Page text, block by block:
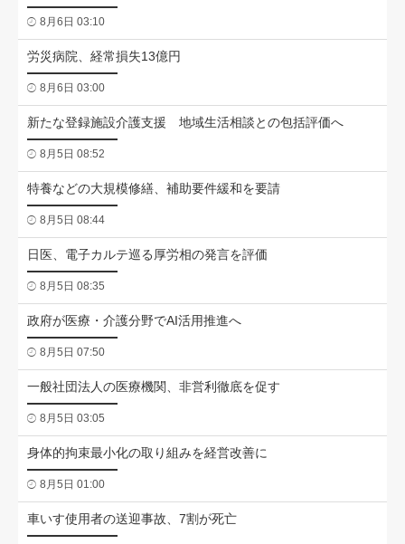
8月6日 03:10
労災病院、経常損失13億円
8月6日 03:00
新たな登録施設介護支援 地域生活相談との包括評価へ
8月5日 08:52
特養などの大規模修繕、補助要件緩和を要請
8月5日 08:44
日医、電子カルテ巡る厚労相の発言を評価
8月5日 08:35
政府が医療・介護分野でAI活用推進へ
8月5日 07:50
一般社団法人の医療機関、非営利徹底を促す
8月5日 03:05
身体的拘束最小化の取り組みを経営改善に
8月5日 01:00
車いす使用者の送迎事故、7割が死亡